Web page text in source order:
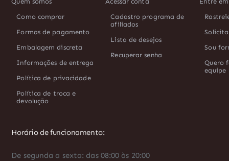
Como comprar
Formas de pagamento
Embalagem discreta
Informações de entrega
Política de privacidade
Política de troca e
devolução
Cadastro programa de
afiliados
Lista de desejos
Recuperar senha
Sou
Quero
equipe
Horário de funcionamento:
De segunda a sexta: das 08:00 às 20:00